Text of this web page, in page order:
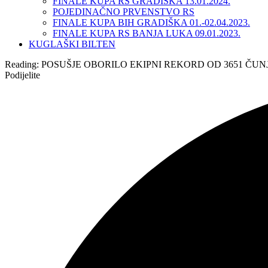
POJEDINAČNO PRVENSTVO RS
FINALE KUPA BIH GRADIŠKA 01.-02.04.2023.
FINALE KUPA RS BANJA LUKA 09.01.2023.
KUGLAŠKI BILTEN
Reading: POSUŠJE OBORILO EKIPNI REKORD OD 3651
Podijelite